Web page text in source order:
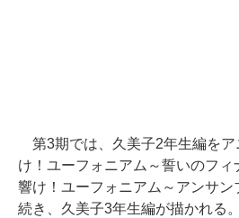
第3期では、久美子2年生編をア
け！ユーフォニアム～誓いのフ
響け！ユーフォニアム～アンサン
続き、久美子3年生編が描かれる。